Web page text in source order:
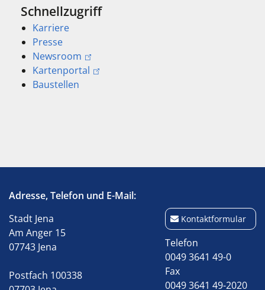
Schnellzugriff
Karriere
Presse
Newsroom
Kartenportal
Baustellen
Adresse, Telefon und E-Mail:
Stadt Jena
Am Anger 15
07743 Jena
Postfach 100338
Kontaktformular
Telefon
0049 3641 49-0
Fax
0049 3641 49-2020